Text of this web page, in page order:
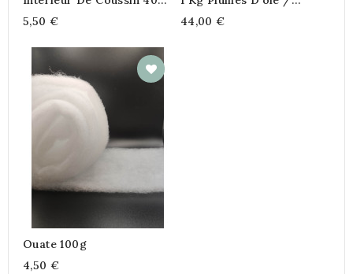
Cm X 40 Cm
5,50 €
Canard Blanc
44,00 €
Ouate 100g
4,50 €